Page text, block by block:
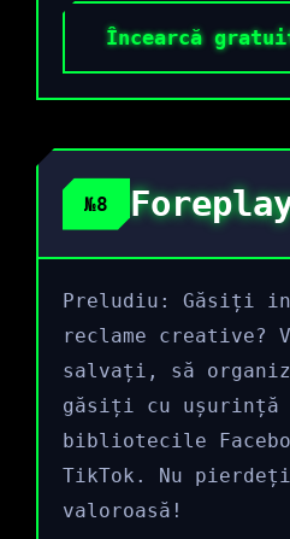
Încearcă
№8
Preludiu: Găsiți
reclame creative?
salvați, să
găsiți cu
bibliotecile
TikTok. Nu
valoroasă!